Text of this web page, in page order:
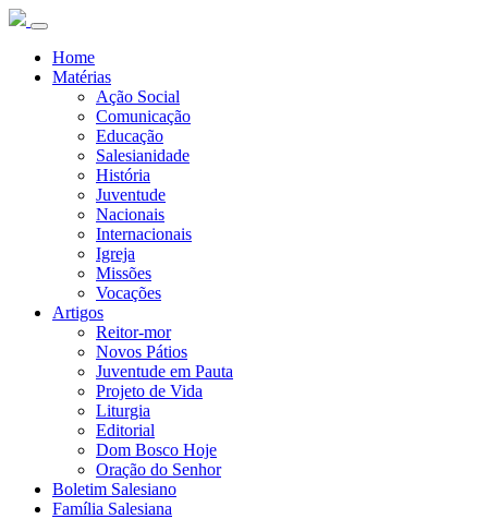
Home
Matérias
Ação Social
Comunicação
Educação
Salesianidade
História
Juventude
Nacionais
Internacionais
Igreja
Missões
Vocações
Artigos
Reitor-mor
Novos Pátios
Juventude em Pauta
Projeto de Vida
Liturgia
Editorial
Dom Bosco Hoje
Oração do Senhor
Boletim Salesiano
Família Salesiana